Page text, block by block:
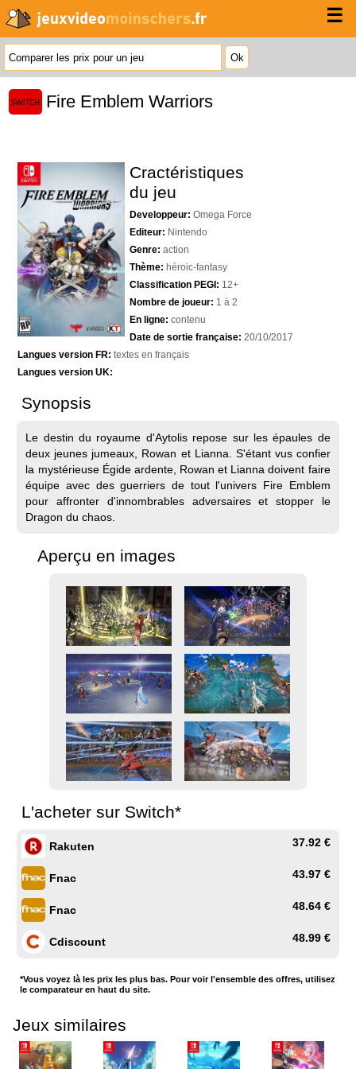
☰
Fire Emblem Warriors
Cractéristiques
du jeu
Developpeur: Omega Force
Editeur: Nintendo
Genre: action
Thème: héroic-fantasy
Classification PEGI: 12+
Nombre de joueur: 1 à 2
En ligne: contenu
Date de sortie française: 20/10/2017
Langues version FR: textes en français
Langues version UK:
Synopsis
Le destin du royaume d'Aytolis repose sur les épaules de
deux jeunes jumeaux, Rowan et Lianna. S'étant vus confier
la mystérieuse Égide ardente, Rowan et Lianna doivent faire
équipe avec des guerriers de tout l'univers Fire Emblem
pour affronter d'innombrables adversaires et stopper le
Dragon du chaos.
Aperçu en images
L'acheter sur Switch*
Rakuten 37.92 €
Fnac 43.97 €
Fnac 48.64 €
Cdiscount 48.99 €
*Vous voyez là les prix les plus bas. Pour voir l'ensemble des offres, utilisez
le comparateur en haut du site.
Jeux similaires